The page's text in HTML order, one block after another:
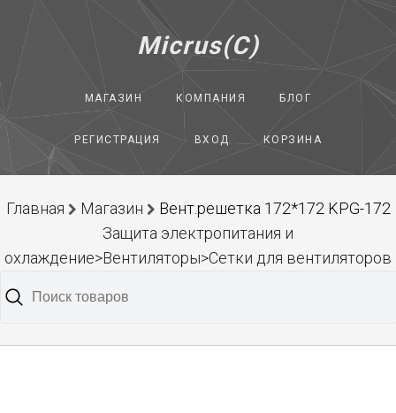
Micrus(C)
МАГАЗИН КОМПАНИЯ БЛОГ
РЕГИСТРАЦИЯ ВХОД КОРЗИНА
Главная Магазин
Вент.решетка 172*172 KPG-172
Защита электропитания и
охлаждение>Вентиляторы>Сетки для вентиляторов